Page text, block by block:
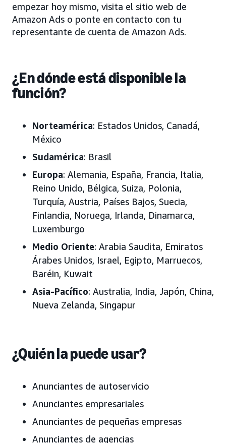
empezar hoy mismo, visita el sitio web de
Amazon Ads o ponte en contacto con tu
representante de cuenta de Amazon Ads.
¿En dónde está disponible la
función?
Norteamérica: Estados Unidos, Canadá,
México
Sudamérica: Brasil
Europa: Alemania, España, Francia, Italia,
Reino Unido, Bélgica, Suiza, Polonia,
Turquía, Austria, Países Bajos, Suecia,
Finlandia, Noruega, Irlanda, Dinamarca,
Luxemburgo
Medio Oriente: Arabia Saudita, Emiratos
Árabes Unidos, Israel, Egipto, Marruecos,
Baréin, Kuwait
Asia-Pacífico: Australia, India, Japón, China,
Nueva Zelanda, Singapur
¿Quién la puede usar?
Anunciantes de autoservicio
Anunciantes empresariales
Anunciantes de pequeñas empresas
Anunciantes de agencias